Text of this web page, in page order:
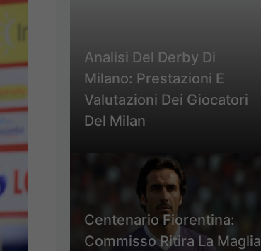
Analisi Del Derby Di
Milano: Prestazioni E
Valutazioni Dei Giocatori
Del Milan
Centenario Fiorentina:
Commisso Ritira La Maglia